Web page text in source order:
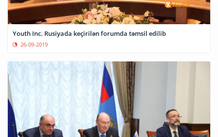
Youth Inc. Rusiyada keçirilən forumda təmsil edilib
26-09-2019